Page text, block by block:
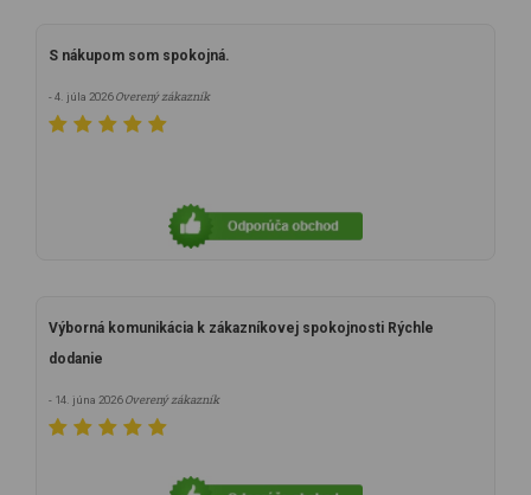
S nákupom som spokojná.
- 4. júla 2026Overený zákazník
Výborná komunikácia k zákazníkovej spokojnosti Rýchle
dodanie
- 14. júna 2026Overený zákazník